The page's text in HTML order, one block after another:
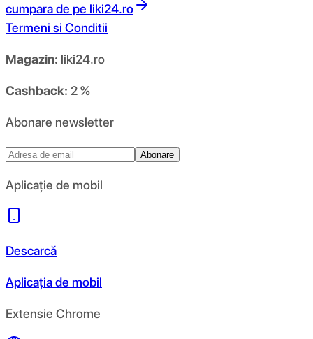
cumpara de pe liki24.ro
Termeni si Conditii
Magazin: liki24.ro
Cashback: 2 %
Abonare newsletter
Abonare
Aplicație de mobil
Descarcă
Aplicația de mobil
Extensie Chrome